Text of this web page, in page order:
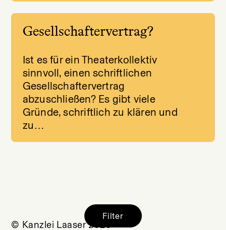
Gesellschaftervertrag?
Ist es für ein Theaterkollektiv
sinnvoll, einen schriftlichen
Gesellschaftervertrag
abzuschließen? Es gibt viele
Gründe, schriftlich zu klären und
zu…
Filter
© Kanzlei Laaser 2026